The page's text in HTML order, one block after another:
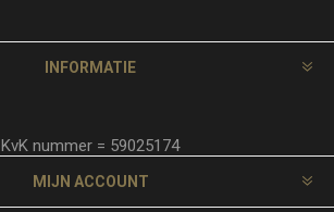
INFORMATIE
KvK nummer = 59025174
MIJN ACCOUNT